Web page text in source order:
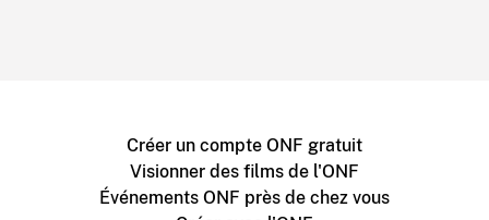
Créer un compte ONF gratuit
Visionner des films de l'ONF
Événements ONF près de chez vous